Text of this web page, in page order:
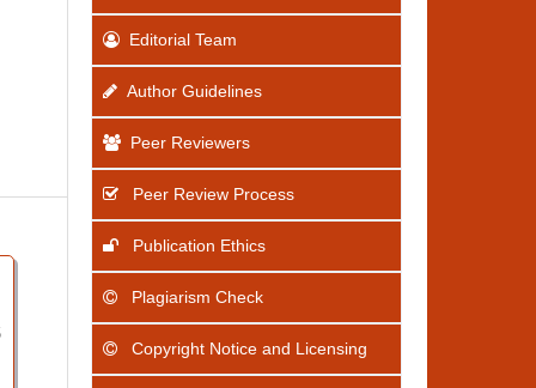
Editorial Team
Author Guidelines
Peer Reviewers
Peer Review Process
Publication Ethics
Plagiarism Check
Copyright Notice and Licensing